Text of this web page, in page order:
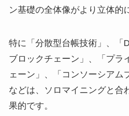
ン基礎の全体像がより立体的
特に「分散型台帳技術」、「
ブロックチェーン」、「プラ
ェーン」、「コンソーシアム
などは、ソロマイニングと合
果的です。